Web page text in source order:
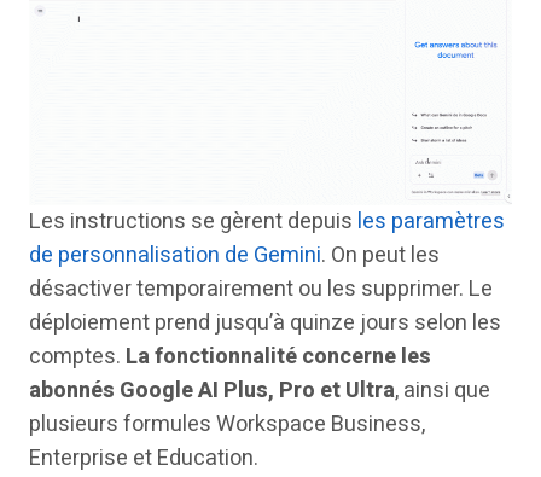
Les instructions se gèrent depuis les paramètres
de personnalisation de Gemini. On peut les
désactiver temporairement ou les supprimer. Le
déploiement prend jusqu’à quinze jours selon les
comptes. La fonctionnalité concerne les
abonnés Google AI Plus, Pro et Ultra, ainsi que
plusieurs formules Workspace Business,
Enterprise et Education.